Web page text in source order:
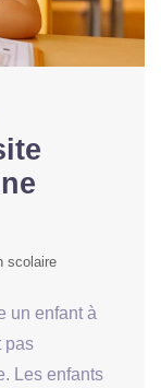
scolaire
un enfant à
pas
Les enfants